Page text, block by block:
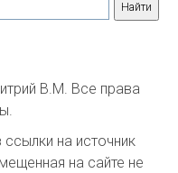
В.М. Все права
на источник
на сайте не